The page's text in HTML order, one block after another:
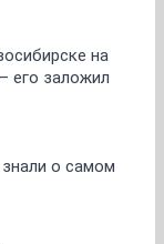
на
его заложил
о самом